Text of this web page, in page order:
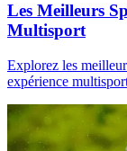
Les Meilleurs
Multisport
Explorez les
expérience